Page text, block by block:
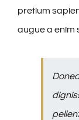
pretium
augue a enim